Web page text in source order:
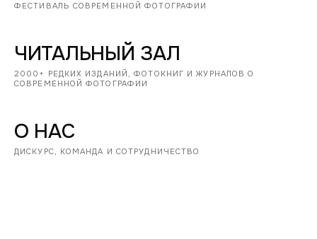
ФЕСТИВАЛЬ СОВРЕМЕННОЙ ФОТОГРАФИИ
ЧИТАЛЬНЫЙ ЗАЛ
2000+ РЕДКИХ ИЗДАНИЙ, ФОТОКНИГ И ЖУРНАЛОВ О
СОВРЕМЕННОЙ ФОТОГРАФИИ
О НАС
ДИСКУРС, КОМАНДА И СОТРУДНИЧЕСТВО